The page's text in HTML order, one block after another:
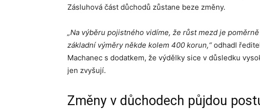
Zásluhová část důchodů zůstane beze změny.
„Na výběru pojistného vidíme, že růst mezd je
základní výměry někde kolem 400 korun,“odhadl
Machanec s dodatkem, že výdělky sice v důsledku
jen zvyšují.
Změny v důchodech půjdou